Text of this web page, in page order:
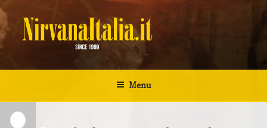
Salta
al
contenuto
NIRVANA ITALIA
Kurt Cobain Biografia Discografia
Menu